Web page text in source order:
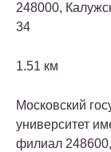
248000,
34
1.51 км
Московский
университет
филиал